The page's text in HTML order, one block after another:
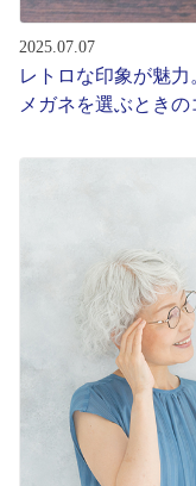
2025.07.07
レトロな印象が魅
メガネを選ぶときの